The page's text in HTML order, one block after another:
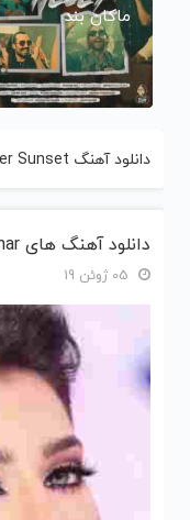
ماکان بند
دانلود آهنگ After Sunset از Amar Amar
دانلود آهنگ های Amar | Amar